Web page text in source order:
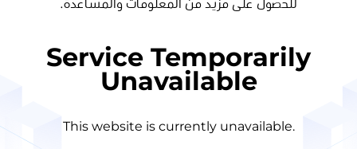
للحصول على مزيد من المعلومات والمساعدة.
Service Temporarily
Unavailable
This website is currently unavailable.